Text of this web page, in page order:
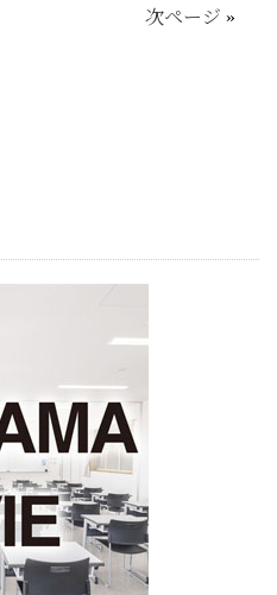
次ページ »